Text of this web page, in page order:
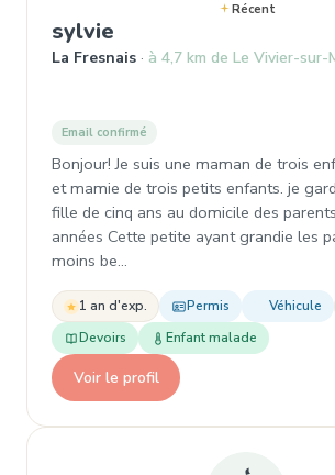
Récent
sylvie
La Fresnais à 4,7 km de Le Vivier-sur-
Email confirmé
Bonjour! Je suis une maman de trois
et mamie de trois petits enfants. je
fille de cinq ans au domicile des
années Cette petite ayant grandie les
moins be…
1 an d'exp. Permis Véhicule
Devoirs
Enfant malade
Voir le profil